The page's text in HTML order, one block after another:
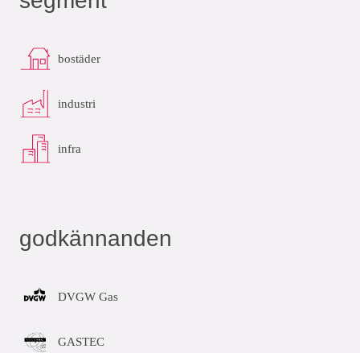
bostäder
industri
infra
godkännanden
DVGW Gas
GASTEC